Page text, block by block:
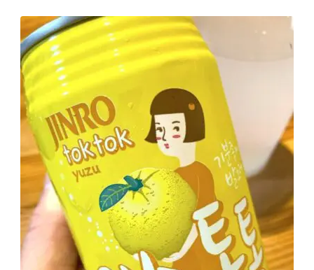
BAR Pomum（バー・ポームム）
角ハイボール
トリスハイボール
ジムビームハイボール
GREEN1/2（グリーンハーフ）
鏡月焼酎ハイ
アサヒ
贅沢搾り
樽ハイ倶楽部
ザ・レモンクラフト
ザ・カクテルクラフト
Slat(すらっと）